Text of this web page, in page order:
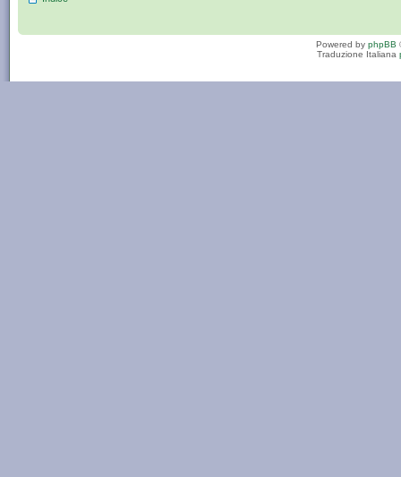
Powered by phpBB
Traduzione Italiana